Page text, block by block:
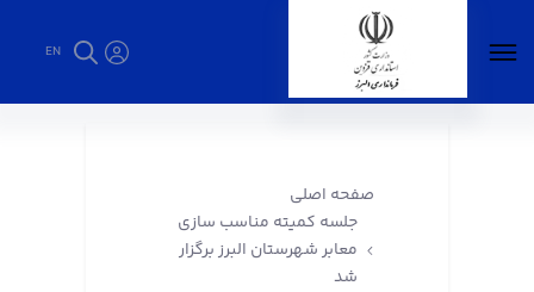
EN
صفحه اصلی
جلسه کمیته مناسب سازی
معابر شهرستان البرز برگزار
شد